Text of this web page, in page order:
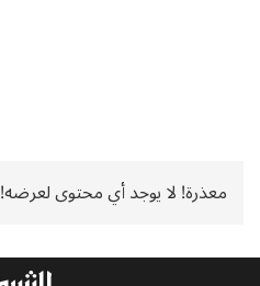
معذرة! لا يوجد أي محتوى لعرضه!